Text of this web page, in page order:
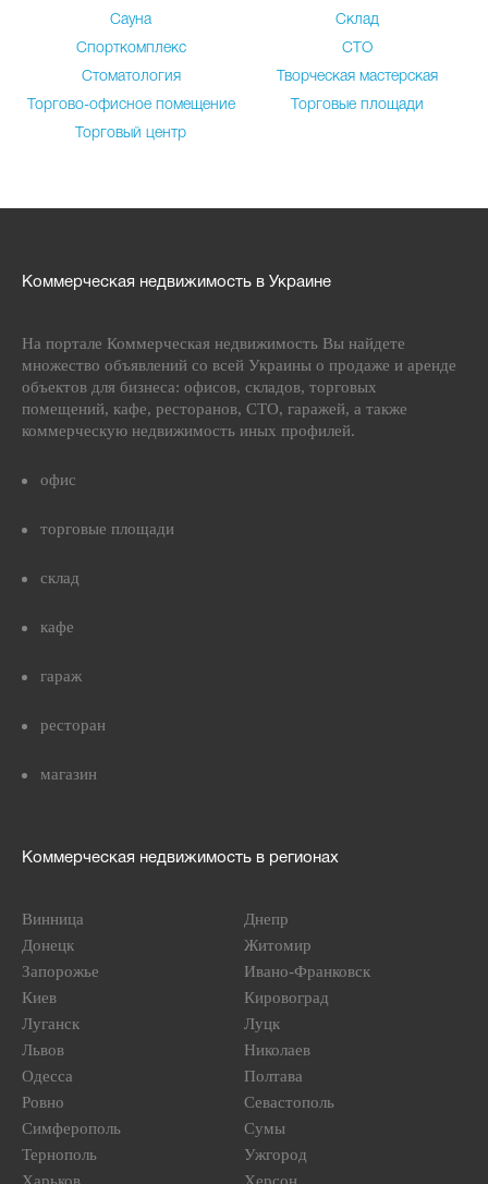
Сауна
Склад
Спорткомплекс
СТО
Стоматология
Творческая мастерская
Торгово-офисное помещение
Торговые площади
Торговый центр
Коммерческая недвижимость в Украине
На портале Коммерческая недвижимость Вы найдете
множество объявлений со всей Украины о продаже и аренде
объектов для бизнеса: офисов, складов, торговых
помещений, кафе, ресторанов, СТО, гаражей, а также
коммерческую недвижимость иных профилей.
офис
торговые площади
склад
кафе
гараж
ресторан
магазин
Коммерческая недвижимость в регионах
Винница
Днепр
Донецк
Житомир
Запорожье
Ивано-Франковск
Киев
Кировоград
Луганск
Луцк
Львов
Николаев
Одесса
Полтава
Ровно
Севастополь
Симферополь
Сумы
Тернополь
Ужгород